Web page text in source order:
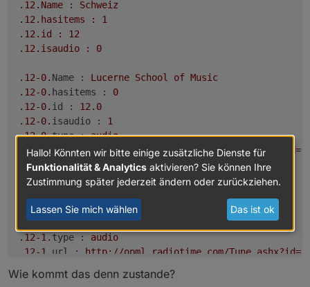
.12 .Name :
Schweiz
.12 .hasitems :
1
.12 .id :
12
.12 .isaudio : 0
.12-0. Name : Lucerne School of Music
.12-0. hasitems :
0
.12-0. id :
12.0
.12-0. isaudio :
1
.12-0.type : audio
.12-0. url : http://opml.radiotime.com/
.12-1.Name : Radio Swiss
Jazz
.12 -1.id :
12.1
.12-1.isaudio : 1
.12-1.type : audio
.12-1. url : http://opml.radiotime.com/
.12-2.Name : Radio Swiss Public
Wie kommt das denn zustande?
Hallo! Könnten wir bitte einige zusätzliche Dienste für
Funktionalität & Analytics aktivieren? Sie können Ihre
Zustimmung später jederzeit ändern oder zurückziehen.
Lassen Sie mich wählen Das ist ok